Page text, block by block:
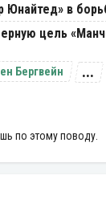
Юнайтед» в
цель
Бергвейн ...
по этому поводу.